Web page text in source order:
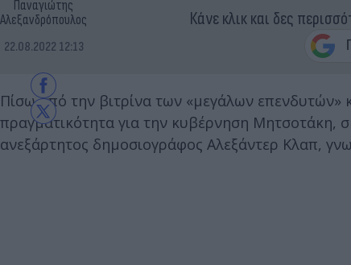
Παναγιώτης
Αλεξανδρόπουλος
22.08.2022 12:13
Κάνε κλικ και δες
Πίσω από την βιτρίνα των «μεγάλων επενδυτών»
πραγματικότητα για την κυβέρνηση Μητσοτάκη,
ανεξάρτητος δημοσιογράφος Αλεξάντερ Κλαπ,